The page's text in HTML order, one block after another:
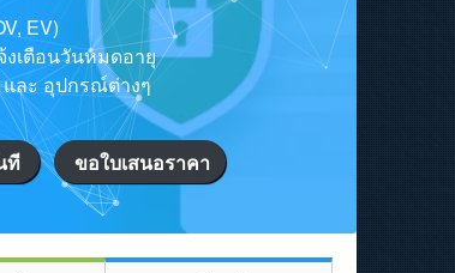
EV)
งเตือนวันหมดอายุ
และ อุปกรณ์ต่างๆ
ที ขอใบเสนอราคา